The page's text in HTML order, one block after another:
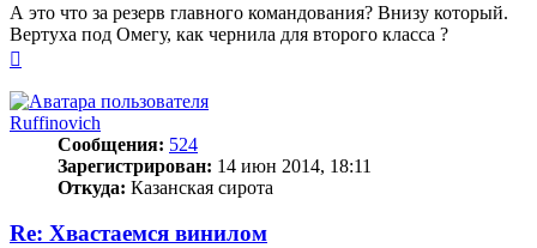
А это что за резерв главного командования? Внизу который.
Вертуха под Омегу, как чернила для второго класса ?
началу
Ruffinovich
Сообщения: 524
Зарегистрирован: 14 июн 2014, 18:11
Откуда: Казанская сирота
Re: Хвастаемся винилом